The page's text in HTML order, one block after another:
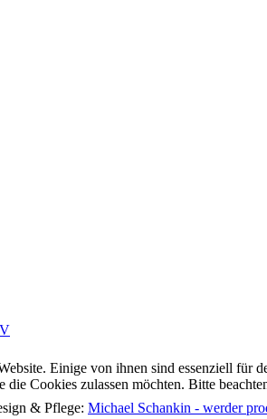
& Pflege: Michael Schankin - werder
Einige von ihnen sind essenziell für
die Cookies zulassen möchten. Bitte